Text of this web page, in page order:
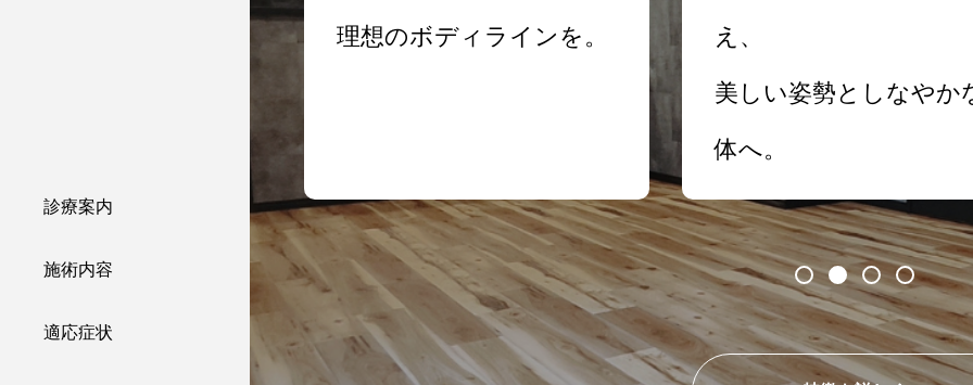
診療案内
施術内容
適応症状
理想のボディラインを。 え、
美しい姿勢としなやか
体へ。